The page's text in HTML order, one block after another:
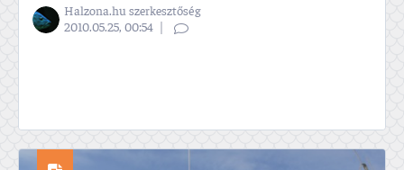
Halzona.hu szerkesztőség
2010.05.25, 00:54